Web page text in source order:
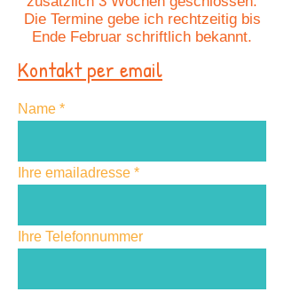
Kontakt per email
Die Termine gebe ich rechtzeitig bis
Ende Februar schriftlich bekannt.
Name
Ihre emailadresse
Ihre Telefonnummer